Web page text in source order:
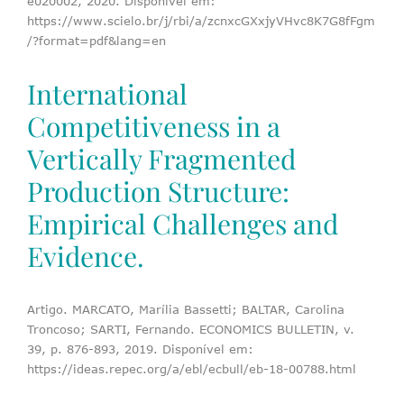
https://www.scielo.br/j/rbi/a/zcnxcGXxjyVHvc8K7G8fFgm
/?format=pdf&lang=en
International
Competitiveness in a
Vertically Fragmented
Production Structure:
Empirical Challenges and
Evidence.
Artigo. MARCATO, Marília Bassetti; BALTAR, Carolina
Troncoso; SARTI, Fernando. ECONOMICS BULLETIN, v.
39, p. 876-893, 2019. Disponível em:
https://ideas.repec.org/a/ebl/ecbull/eb-18-00788.html